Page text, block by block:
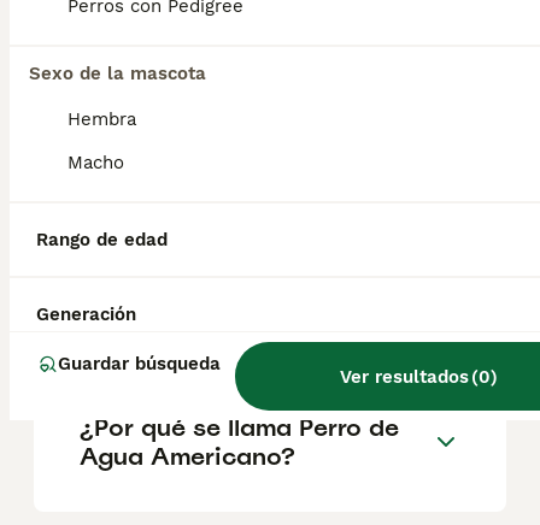
Perros con Pedigree
Sexo de la mascota
Hembra
Macho
Rango de edad
Generación
Guardar búsqueda
Ver resultados(0)
De hecho es el único perro reconocido
¿Qué es el Perro de Agua
¿Por qué se llama Perro de
Agua Americano?